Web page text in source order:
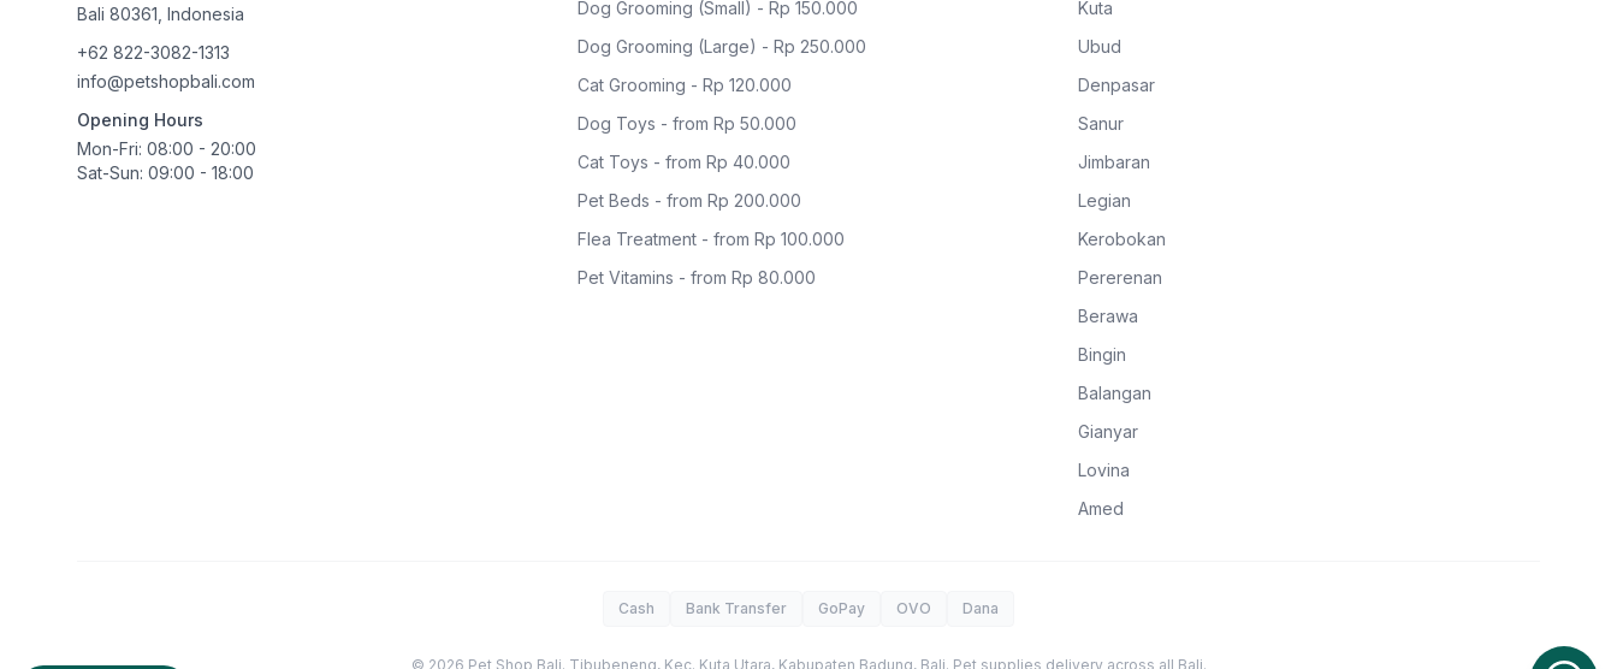
Bali 80361 Indonesia
+62 822-3082-1313
info@petshopbali.com
Opening Hours
Mon-Fri: 08:00 - 20:00
Sat-Sun: 09:00 - 18:00
Dog Grooming (Small) - Rp 150.000
Dog Grooming (Large) - Rp 250.000
Cat Grooming - Rp 120.000
Dog Toys - from Rp 50.000
Cat Toys - from Rp 40.000
Pet Beds - from Rp 200.000
Flea Treatment - from Rp 100.000
Pet Vitamins - from Rp 80.000
Kuta
Ubud
Denpasar
Sanur
Jimbaran
Legian
Kerobokan
Pererenan
Berawa
Bingin
Balangan
Gianyar
Lovina
Amed
Cash Bank Transfer GoPay OVO Dana
© 2026 Pet Shop Bali. Tibubeneng, Kec. Kuta Utara, Kabupaten Badung, Bali. Pet supplies delivery across all Bali.